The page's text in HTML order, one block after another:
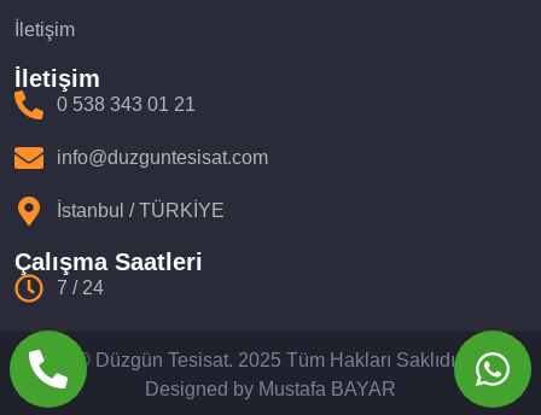
İletişim
İletişim
0 538 343 01 21
info@duzguntesisat.com
İstanbul / TÜRKİYE
Çalışma Saatleri
7 / 24
© Düzgün Tesisat. 2025 Tüm Hakları Saklıdır.
Designed by Mustafa BAYAR